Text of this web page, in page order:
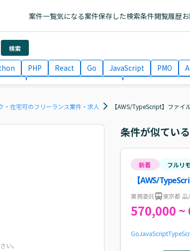
案件一覧気になる案件保存した検索条件閲覧履歴
検索
PHP React Go JavaScript PMO
・在宅可のフリーランス案件・求人 【AWS/TypeScript】ファ
い。
条件が似てい
新着 フルリ
【AWS/
件・求人
業務委託 東京都 品
570,000 ~
GoJavaScript